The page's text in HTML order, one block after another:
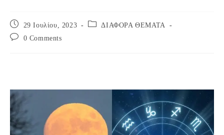
Post
published:
29 Ιουλίου, 2023
Post ΔΙΑΦΟΡΑ ΘΕΜΑΤΑ
Post
0 Comments